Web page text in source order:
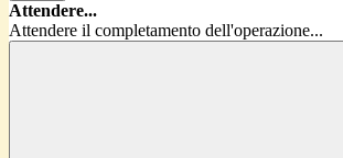
Attendere...
Attendere il completamento dell'operazione...